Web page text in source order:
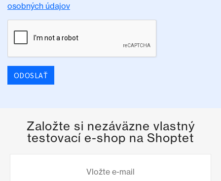
osobných údajov
ODOSLAŤ
Založte si nezáväzne vlastný
testovací e-shop na Shoptet